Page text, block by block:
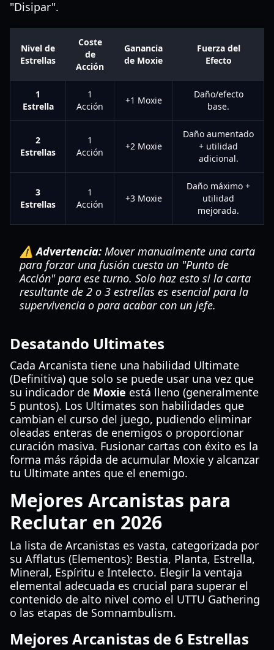
"Disipar".
Nivel de
Estrellas
Coste
de
Acción
Ganancia
de Moxie
Fuerza del
Efecto
1
Estrella
1
Acción
+1 Moxie
Daño/efecto
base.
2
Estrellas
1
Acción
+2 Moxie
Daño aumentado
+ utilidad
adicional.
3
Estrellas
1
Acción
+3 Moxie
Daño máximo +
utilidad
mejorada.
⚠️ Advertencia: Mover manualmente una carta
para forzar una fusión cuesta un "Punto de
Acción" para ese turno. Solo haz esto si la carta
resultante de 2 o 3 estrellas es esencial para la
supervivencia o para acabar con un jefe.
Desatando Ultimates
Cada Arcanista tiene una habilidad Ultimate
(Definitiva) que solo se puede usar una vez que
su indicador de Moxie está lleno (generalmente
5 puntos). Los Ultimates son habilidades que
cambian el curso del juego, pudiendo eliminar
oleadas enteras de enemigos o proporcionar
curación masiva. Fusionar cartas con éxito es la
forma más rápida de acumular Moxie y alcanzar
tu Ultimate antes que el enemigo.
Mejores Arcanistas para
Reclutar en 2026
La lista de Arcanistas es vasta, categorizada por
su Afflatus (Elementos): Bestia, Planta, Estrella,
Mineral, Espíritu e Intelecto. Elegir la ventaja
elemental adecuada es crucial para superar el
contenido de alto nivel como el UTTU Gathering
o las etapas de Somnambulism.
Mejores Arcanistas de 6 Estrellas